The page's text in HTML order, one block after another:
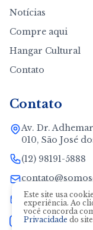
Notícias
Compre aqui
Hangar Cultural
Contato
Contato
Av. Dr.
010, São José
(12) 98191-5888
Este site usa
experiência. Ao
você concorda
Privacidade do